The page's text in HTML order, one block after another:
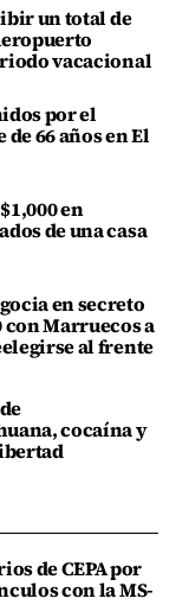
un total de
vacacional
por el
66 años en El
en
de una casa
en secreto
Marruecos a
al frente
cocaína y
de CEPA por
con la MS-